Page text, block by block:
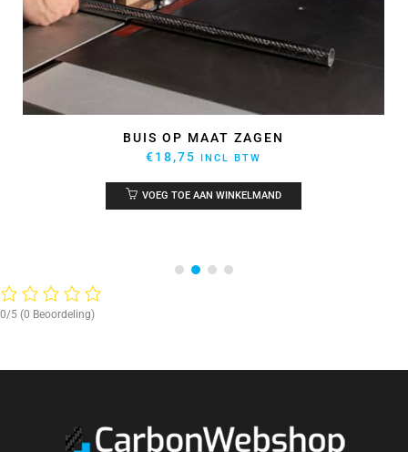
EPOXY LIJM ARALDITE 2031 50ML
€
59,92
VOEG TOE AAN WINKELMAND
0/5 (0 Beoordeling)